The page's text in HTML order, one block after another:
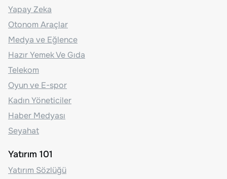
Yapay Zeka
Otonom Araçlar
Medya ve Eğlence
Hazır Yemek Ve Gıda
Telekom
Oyun ve E-spor
Kadın Yöneticiler
Haber Medyası
Seyahat
Yatırım 101
Yatırım Sözlüğü